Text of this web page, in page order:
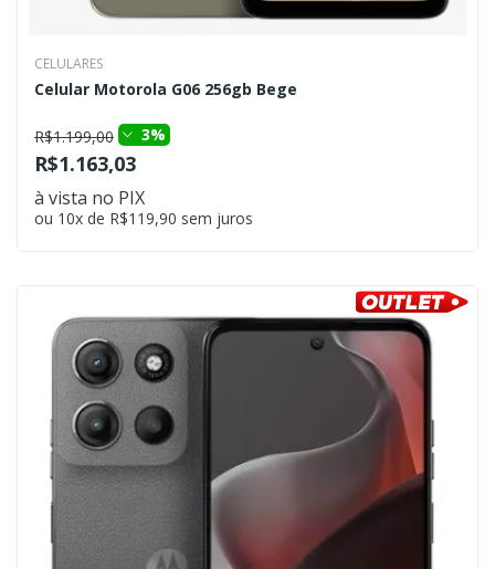
CELULARES
Celular Motorola G06 256gb Bege
R$1.199,00 3%
R$1.163,03
à vista no PIX
ou 10x de R$119,90 sem juros